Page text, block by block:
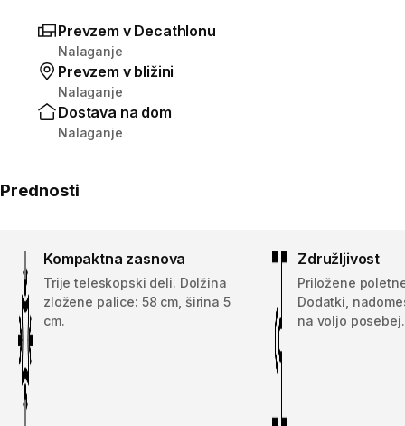
Prevzem v Decathlonu
Nalaganje
Prevzem v bližini
Nalaganje
Dostava na dom
Nalaganje
Prednosti
Kompaktna zasnova
Trije teleskopski deli. Dolžina
zložene palice: 58 cm, širina 5
cm.
Združljivost
Priložene
Dodatki,
na voljo posebej.